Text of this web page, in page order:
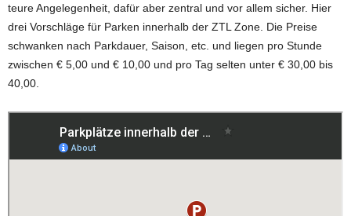
teure Angelegenheit, dafür aber zentral und vor allem sicher. Hier
drei Vorschläge für Parken innerhalb der ZTL Zone. Die Preise
schwanken nach Parkdauer, Saison, etc. und liegen pro Stunde
zwischen € 5,00 und € 10,00 und pro Tag selten unter € 30,00 bis
40,00.